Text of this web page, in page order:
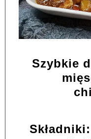
Szybkie
Składniki: